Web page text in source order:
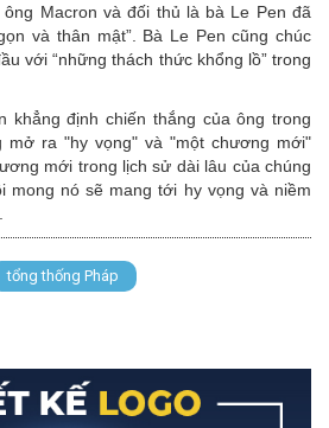
ông Macron và đối thủ là bà Le Pen đã
và thân mật”. Bà Le Pen cũng chúc
với “những thách thức khổng lồ” trong
khẳng định chiến thắng của ông trong
mở ra "hy vọng" và "một chương mới"
mới trong lịch sử dài lâu của chúng
mong nó sẽ mang tới hy vọng và niềm
nói.
tổng thống Pháp